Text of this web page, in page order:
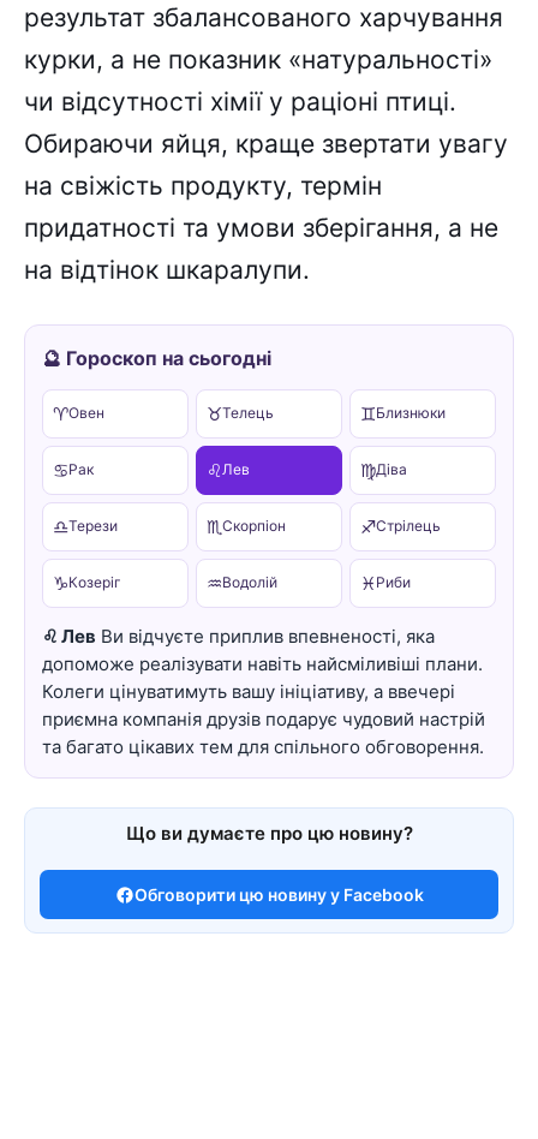
результат збалансованого харчування
курки, а не показник «натуральності»
чи відсутності хімії у раціоні птиці.
Обираючи яйця, краще звертати увагу
на свіжість продукту, термін
придатності та умови зберігання, а не
на відтінок шкаралупи.
🔮 Гороскоп на сьогодні
♈Овен ♉Телець ♊Близнюки
♋Рак ♌Лев ♍Діва
♎Терези ♏Скорпіон ♐Стрілець
♑Козеріг ♒Водолій ♓ Риби
♌ Лев Ви відчуєте приплив впевненості, яка
допоможе реалізувати навіть найсміливіші плани.
Колеги цінуватимуть вашу ініціативу, а ввечері
приємна компанія друзів подарує чудовий настрій
та багато цікавих тем для спільного обговорення.
Що ви думаєте про цю новину?
Обговорити цю новину у Facebook